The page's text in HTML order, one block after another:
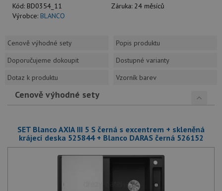
Kód: BD0354_11 Záruka: 24 měsíců
Výrobce: BLANCO
Cenově výhodné sety
Popis produktu
Doporučujeme dokoupit
Dostupné varianty
Dotaz k produktu
Vzorník barev
Cenově výhodné sety
SET Blanco AXIA III 5 S černá s excentrem + skleněná
krájecí deska 525844 + Blanco DARAS černá 526152